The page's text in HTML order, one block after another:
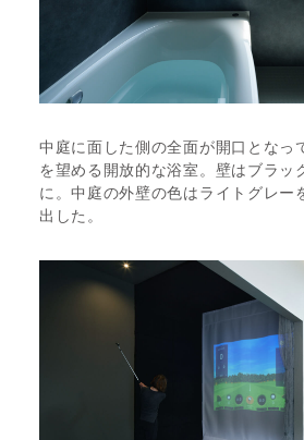
中庭に面した側の全面が開口となっ
を望める開放的な浴室。壁はブラッ
に。中庭の外壁の色はライトグレー
出した。